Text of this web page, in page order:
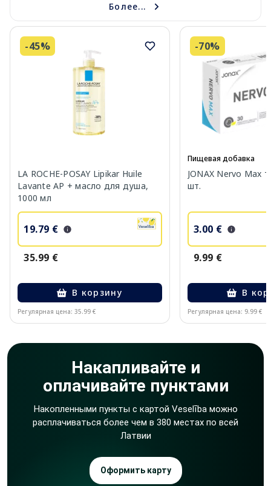
Более...
-45%
LA ROCHE-POSAY Lipikar Huile
Lavante AP + масло для душа,
1000 мл
19.79 €
35.99 €
В корзину
Регулярная цена: 35.99 €
-70%
Пищевая добавка
JONAX Nervo Max
шт.
3.00 €
9.99 €
В
Регулярная цена: 9.99 €
Накапливайте и
оплачивайте пунктами
Накопленными пункты с картой Veselība можно
расплачиваться более чем в 380 местах по всей
Латвии
Оформить карту